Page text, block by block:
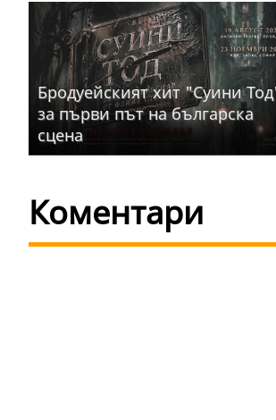
Бродуейският хит "Суини
за първи път на българска
сцена
Коментари